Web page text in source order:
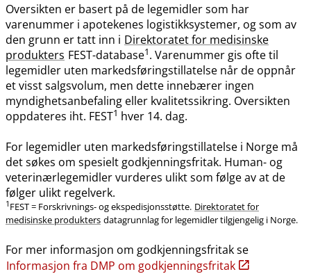
Oversikten er basert på de legemidler som har
varenummer i apotekenes logistikksystemer, og som av
den grunn er tatt inn i Direktoratet for medisinske
produkters FEST-database1. Varenummer gis ofte til
legemidler uten markedsføringstillatelse når de oppnår
et visst salgsvolum, men dette innebærer ingen
myndighetsanbefaling eller kvalitetssikring. Oversikten
oppdateres iht. FEST1 hver 14. dag.
For legemidler uten markedsføringstillatelse i Norge må
det søkes om spesielt godkjenningsfritak. Human- og
veterinærlegemidler vurderes ulikt som følge av at de
følger ulikt regelverk.
1 FEST = Forskrivnings- og ekspedisjonsstøtte. Direktoratet for
medisinske produkters datagrunnlag for legemidler tilgjengelig i Norge.
For mer informasjon om godkjenningsfritak se
Informasjon fra DMP om godkjenningsfritak